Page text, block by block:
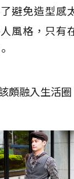
避免造型感
風格，只有
頗融入生活圈